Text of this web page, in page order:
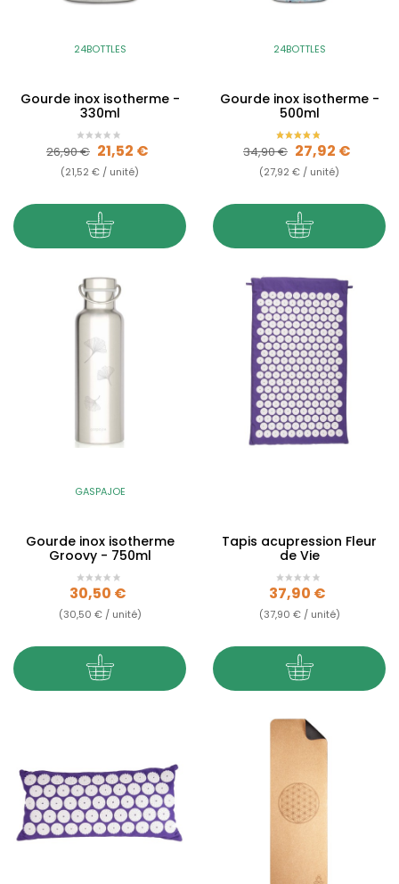
24BOTTLES
Gourde inox isotherme -
330ml
Prix de base
26,90 € Prix
21,52 €
(21,52 € / unité)
24BOTTLES
Gourde inox isotherme -
500ml
Prix de base
34,90 € Prix
27,92 €
(27,92 € / unité)
GASPAJOE
Gourde inox isotherme
Groovy - 750ml
Prix
30,50 €
(30,50 € / unité)
Tapis acupression Fleur
de Vie
Prix
37,90 €
(37,90 € / unité)